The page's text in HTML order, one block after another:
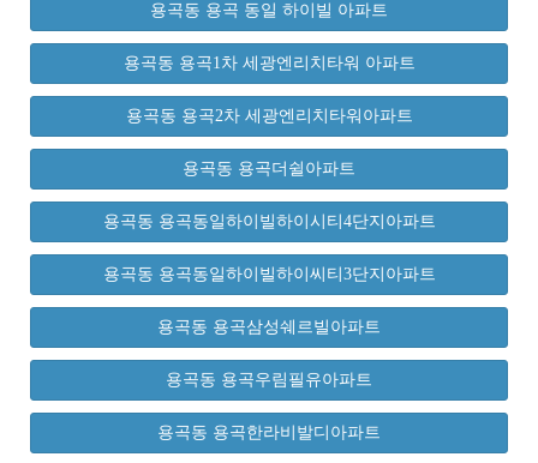
용곡동 용곡 동일 하이빌 아파트
용곡동 용곡1차 세광엔리치타워 아파트
용곡동 용곡2차 세광엔리치타워아파트
용곡동 용곡더쉴아파트
용곡동 용곡동일하이빌하이시티4단지아파트
용곡동 용곡동일하이빌하이씨티3단지아파트
용곡동 용곡삼성쉐르빌아파트
용곡동 용곡우림필유아파트
용곡동 용곡한라비발디아파트